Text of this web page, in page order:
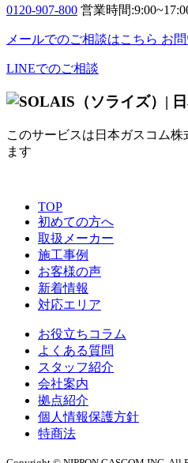
0120-907-800 営業時間
メールでのご相談はこちら お
LINEでのご相談
このサービスは日本ガスコム
ます
TOP
初めての方へ
取扱メーカー
施工事例
お客様の声
新着情報
対応エリア
お役立ちコラム
よくある質問
スタッフ紹介
会社案内
拠点紹介
個人情報保護方針
特商法